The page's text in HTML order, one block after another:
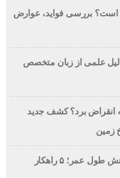
است؟ بررسی فواید، عوارض
باید هر روز قهوه تلخ بنوشیم؟ ۶ دلیل علمی از زبان متخصص
انقراض برد؟ کشف جدید
زمین
مصرف بیش از حد پروتئین و خطر کاهش طول عمر؛ ۵ راهکار